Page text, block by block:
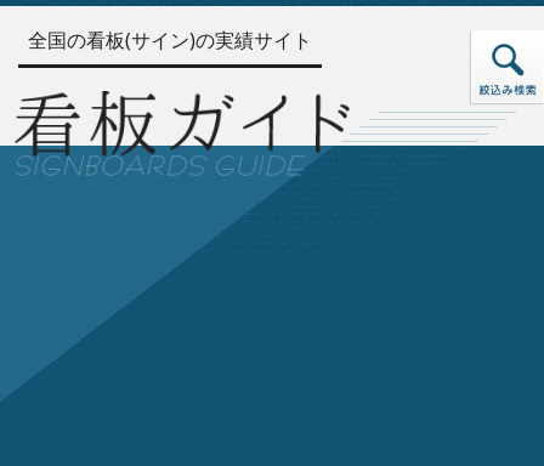
全国の看板(サイン)の実績サイト